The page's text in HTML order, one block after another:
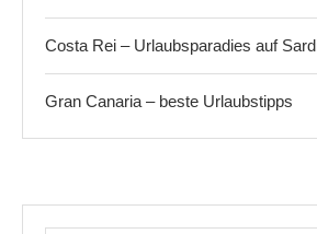
Costa Rei – Urlaubsparadies auf
Gran Canaria – beste Urlaubstipps